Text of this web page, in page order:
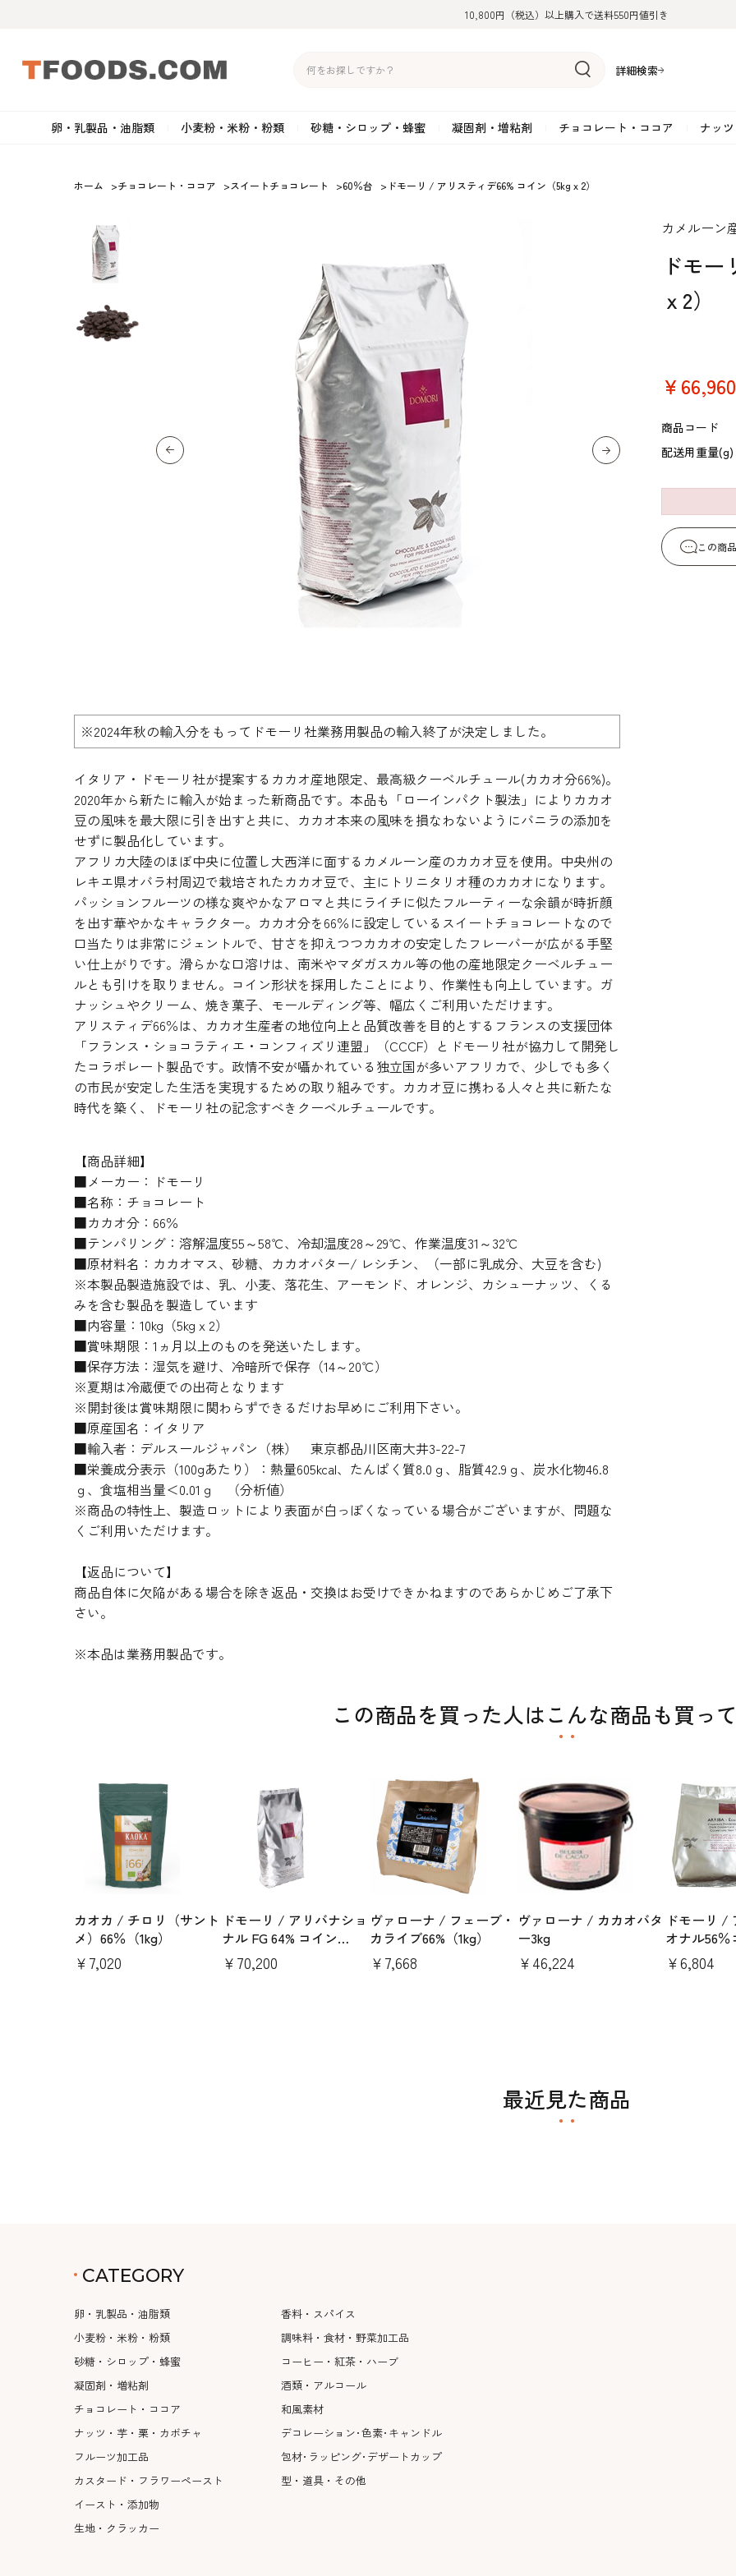
10,800円（税込）以上購入で送料550円値引き
詳細検索
卵・乳製品・油脂類
バター
クリームチーズ
その他のチーズ
生クリーム・ホイップクリーム
オイル・ラード
小麦粉・米粉・粉類
強力粉
米粉
ミックス粉
砂糖・シロップ・蜂蜜
砂糖
水飴・転化糖・フォンダン
凝固剤・増粘剤
ゼラチン
チョコレート・ココア
ホワイトチョコレート
ガナッシュ用チョコレー
ナッ
アーモンド
ココナッツ
その他のナ
ドライフルーツ
フリーズドライ
卵・乳製品・油脂類
ボチャ
調味料・食材・野菜
加工品
コーヒー・紅茶・ハ
ーブ
和風素材
ホーム >チョコレート・ココア >スイートチョコレート >60％台 > ドモーリ / アリスティデ66% コイン（5kgｘ2）
※2024年秋の輸入分をもってドモーリ社業務用製品の輸入終了が決定しました。
イタリア・ドモーリ社が提案するカカオ産地限定、最高級クーベルチュール(カカオ分66%)。
2020年から新たに輸入が始まった新商品です。本品も「ローインパクト製法」によりカカオ
豆の風味を最大限に引き出すと共に、カカオ本来の風味を損なわないようにバニラの添加を
せずに製品化しています。
アフリカ大陸のほぼ中央に位置し大西洋に面するカメルーン産のカカオ豆を使用。中央州の
レキエ県オバラ村周辺で栽培されたカカオ豆で、主にトリニタリオ種のカカオになります。
パッションフルーツの様な爽やかなアロマと共にライチに似たフルーティーな余韻が時折顔
を出す華やかなキャラクター。カカオ分を66％に設定しているスイートチョコレートなので
口当たりは非常にジェントルで、甘さを抑えつつカカオの安定したフレーバーが広がる手堅
い仕上がりです。滑らかな口溶けは、南米やマダガスカル等の他の産地限定クーベルチュー
ルとも引けを取りません。コイン形状を採用したことにより、作業性も向上しています。ガ
ナッシュやクリーム、焼き菓子、モールディング等、幅広くご利用いただけます。
アリスティデ66％は、カカオ生産者の地位向上と品質改善を目的とするフランスの支援団体
「フランス・ショコラティエ・コンフィズリ連盟」（CCCF）とドモーリ社が協力して開発し
たコラボレート製品です。政情不安が囁かれている独立国が多いアフリカで、少しでも多く
の市民が安定した生活を実現するための取り組みです。カカオ豆に携わる人々と共に新たな
時代を築く、ドモーリ社の記念すべきクーベルチュールです。
【商品詳細】
■メーカー：ドモーリ
■名称：チョコレート
■カカオ分：66％
■テンパリング：溶解温度55～58℃、冷却温度28～29℃、作業温度31～32℃
■原材料名：カカオマス、砂糖、カカオバター/ レシチン、（一部に乳成分、大豆を含む)
※本製品製造施設では、乳、小麦、落花生、アーモンド、オレンジ、カシューナッツ、くる
みを含む製品を製造しています
■内容量：10kg（5kgｘ2）
■賞味期限：1ヵ月以上のものを発送いたします。
■保存方法：湿気を避け、冷暗所で保存（14～20℃）
※夏期は冷蔵便での出荷となります
※開封後は賞味期限に関わらずできるだけお早めにご利用下さい。
■原産国名：イタリア
■輸入者：デルスールジャパン（株） 東京都品川区南大井3-22-7
■栄養成分表示（100gあたり）：熱量605kcal、たんぱく質8.0ｇ、脂質42.9ｇ、炭水化物46.8
ｇ、食塩相当量＜0.01ｇ （分析値）
※商品の特性上、製造ロットにより表面が白っぽくなっている場合がございますが、問題な
くご利用いただけます。
【返品について】
商品自体に欠陥がある場合を除き返品・交換はお受けできかねますのであらかじめご了承下
さい。
※本品は業務用製品です。
カメルーン
ドモ
ｘ2）
￥66,960
商品コード
配送用重量(g)
この商
この商品を買った人はこんな商品も買っ
カオカ / チロリ（サント
メ）66％（1kg）
￥7,020
ドモーリ / アリバナショ
ナル FG 64% コイン
（5kgｘ2）
￥70,200
ヴァローナ / フェーブ・
カライブ66%（1kg）
￥7,668
ヴァローナ / カカオバタ
ー3kg
￥46,224
ドモーリ /
オナル56％
￥6,804
最近見た商品
CATEGORY
卵・乳製品・油脂類
小麦粉・米粉・粉類
砂糖・シロップ・蜂蜜
凝固剤・増粘剤
チョコレート・ココア
ナッツ・芋・栗・カボチャ
フルーツ加工品
カスタード・フラワーペースト
イースト・添加物
生地・クラッカー
香料・スパイス
調味料・食材・野菜加工品
コーヒー・紅茶・ハーブ
酒類・アルコール
和風素材
デコレーション･色素･キャンドル
包材･ラッピング･デザートカップ
型・道具・その他